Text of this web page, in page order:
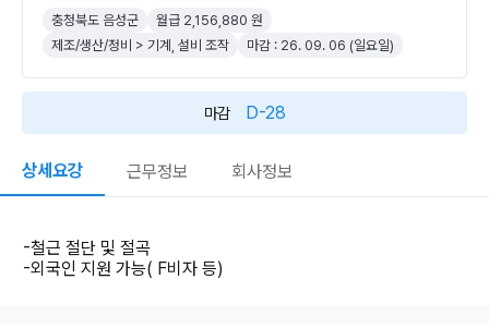
충청북도 음성군
월급 2,156,880 원
제조/생산/정비 > 기계, 설비 조작
마감 : 26. 09. 06 (일요일)
마감 D-28
상세요강 근무정보 회사정보
-철근 절단 및 절곡
-외국인 지원 가능( F비자 등)